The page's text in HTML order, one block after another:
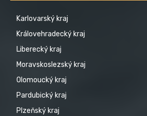
Karlovarský kraj
Královehradecký kraj
Liberecký kraj
Moravskoslezský kraj
Olomoucký kraj
Pardubický kraj
Plzeňský kraj